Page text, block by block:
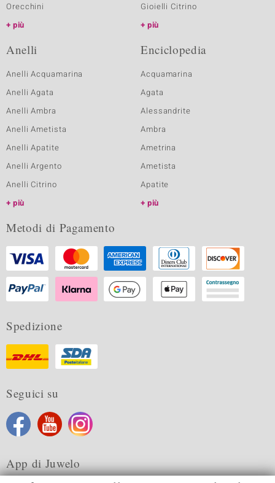
Orecchini
più
Gioielli Citrino
più
Anelli
Anelli Acquamarina
Anelli Agata
Anelli Ambra
Anelli Ametista
Anelli Apatite
Anelli Argento
Anelli Citrino
più
Enciclopedia
Acquamarina
Agata
Alessandrite
Ambra
Ametrina
Ametista
Apatite
più
Metodi di Pagamento
Spedizione
Seguici su
App di Juwelo